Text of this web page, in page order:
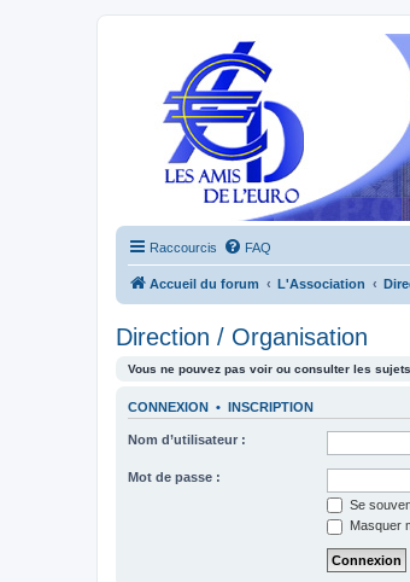
Raccourcis FAQ
Accueil du forum L'Association
Direction / Organisation
Vous ne pouvez pas voir ou consulter les
CONNEXION • INSCRIPTION
Nom d’utilisateur :
Mot de passe :
Se
Masquer